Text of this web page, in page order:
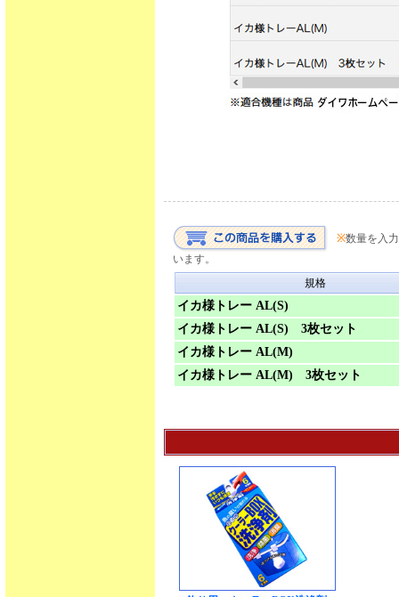
※数量を入
います。
規格
イカ様トレー AL(S)
イカ様トレー AL(S) 3枚セット
イカ様トレー AL(M)
イカ様トレー AL(M) 3枚セット